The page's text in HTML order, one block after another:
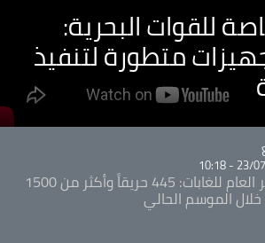
للقوات البحرية:
متطورة لتنفيذ
23/07/
المدير العام للغابات: 445 حريقاً وأكثر من 1500
الموسم الحالي